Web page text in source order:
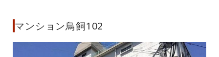
マンション鳥飼102